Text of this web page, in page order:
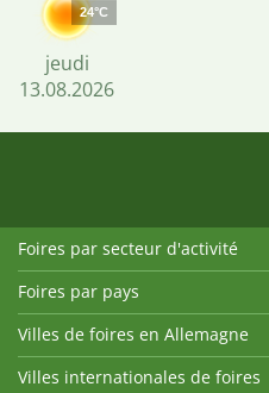
24°C
jeudi
13.08.2026
Foires par secteur d'activité
Foires par pays
Villes de foires en Allemagne
Villes internationales de foires